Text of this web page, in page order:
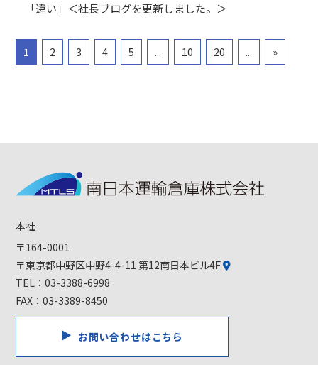
「違い」＜社長ブログを更新しました。＞
1 2 3 4 5 ... 10 20 ... »
本社
〒164-0001
〒東京都中野区中野4-4-11 第12南日本ビル4F
TEL：03-3388-6998
FAX：03-3389-8450
お問い合わせはこちら